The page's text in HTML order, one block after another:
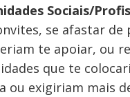
Sociais/
se afastar de
te apoiar, ou
que te
ou exigiriam mais